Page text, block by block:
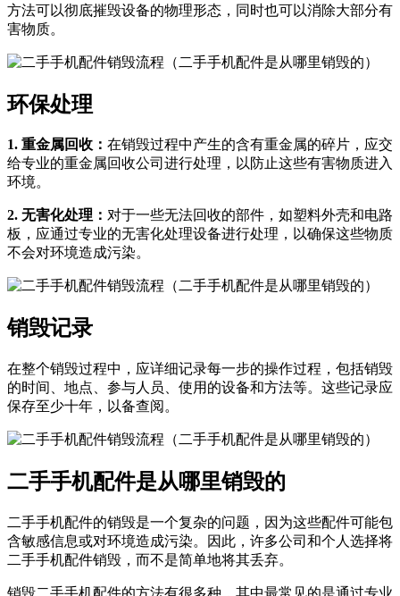
方法可以彻底摧毁设备的物理形态，同时也可以消除大部分有
害物质。
环保处理
1. 重金属回收： 在销毁过程中产生的含有重金属的碎片，应交
给专业的重金属回收公司进行处理，以防止这些有害物质进入
环境。
2. 无害化处理： 对于一些无法回收的部件，如塑料外壳和电路
板，应通过专业的无害化处理设备进行处理，以确保这些物质
不会对环境造成污染。
销毁记录
在整个销毁过程中，应详细记录每一步的操作过程，包括销毁
的时间、地点、参与人员、使用的设备和方法等。这些记录应
保存至少十年，以备查阅。
二手手机配件是从哪里销毁的
二手手机配件的销毁是一个复杂的问题，因为这些配件可能包
含敏感信息或对环境造成污染。因此，许多公司和个人选择将
二手手机配件销毁，而不是简单地将其丢弃。
销毁二手手机配件的方法有很多种，其中最常见的是通过专业